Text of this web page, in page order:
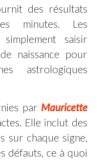
des résultats
minutes. Les
saisir
naissance pour
astrologiques
par Mauricette
Elle inclut des
sur chaque signe,
défauts, ce à quoi